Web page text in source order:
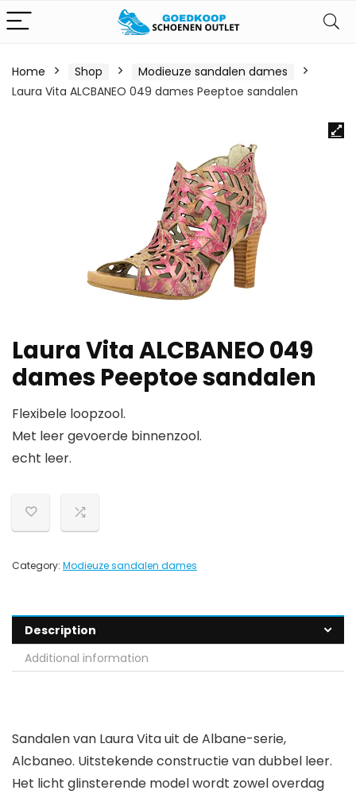
Home Shop
Modieuze sandalen dames
Laura Vita ALCBANEO 049 dames Peeptoe sandalen
Laura Vita ALCBANEO 049
dames Peeptoe sandalen
Flexibele loopzool.
Met leer gevoerde binnenzool.
echt leer.
Category: Modieuze sandalen dames
Description
Additional information
Sandalen van Laura Vita uit de Albane-serie,
Alcbaneo. Uitstekende constructie van dubbel leer.
Het licht glinsterende model wordt zowel overdag